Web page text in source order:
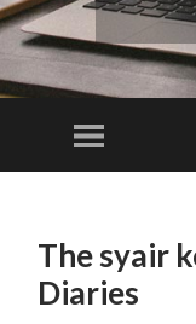
Menu
The syair
Diaries